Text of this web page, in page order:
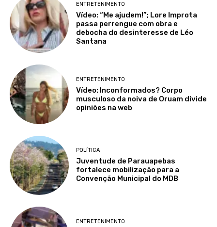
ENTRETENIMENTO
Vídeo: “Me ajudem!”; Lore Improta
passa perrengue com obra e
debocha do desinteresse de Léo
Santana
ENTRETENIMENTO
Vídeo: Inconformados? Corpo
musculoso da noiva de Oruam divide
opiniões na web
POLÍTICA
Juventude de Parauapebas
fortalece mobilização para a
Convenção Municipal do MDB
ENTRETENIMENTO